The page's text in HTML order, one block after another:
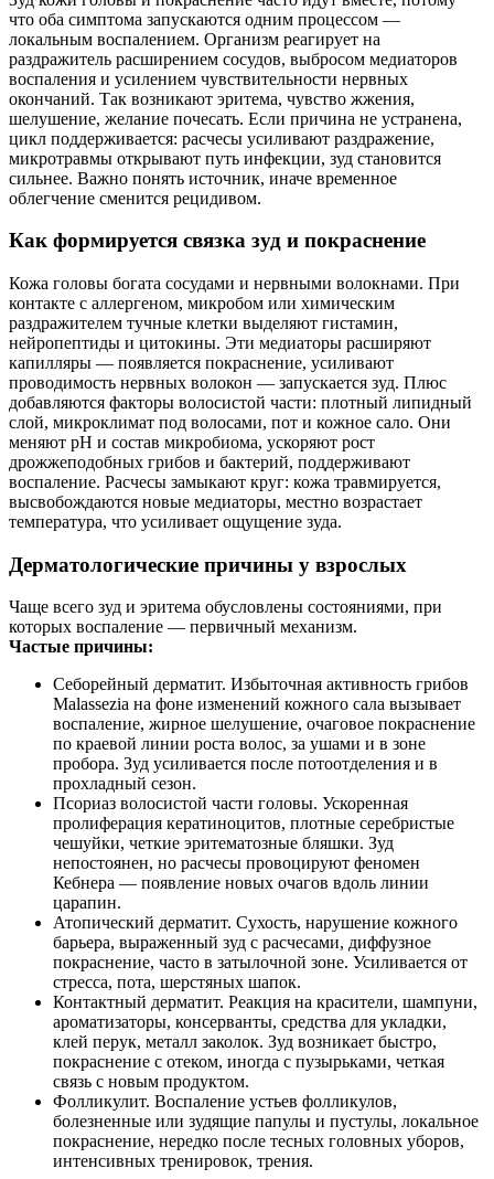
что оба симптома запускаются одним процессом —
локальным воспалением. Организм реагирует на
раздражитель расширением сосудов, выбросом медиаторов
воспаления и усилением чувствительности нервных
окончаний. Так возникают эритема, чувство жжения,
шелушение, желание почесать. Если причина не устранена,
цикл поддерживается: расчесы усиливают раздражение,
микротравмы открывают путь инфекции, зуд становится
сильнее. Важно понять источник, иначе временное
облегчение сменится рецидивом.
Как формируется связка зуд и покраснение
Кожа головы богата сосудами и нервными волокнами. При
контакте с аллергеном, микробом или химическим
раздражителем тучные клетки выделяют гистамин,
нейропептиды и цитокины. Эти медиаторы расширяют
капилляры — появляется покраснение, усиливают
проводимость нервных волокон — запускается зуд. Плюс
добавляются факторы волосистой части: плотный липидный
слой, микроклимат под волосами, пот и кожное сало. Они
меняют pH и состав микробиома, ускоряют рост
дрожжеподобных грибов и бактерий, поддерживают
воспаление. Расчесы замыкают круг: кожа травмируется,
высвобождаются новые медиаторы, местно возрастает
температура, что усиливает ощущение зуда.
Дерматологические причины у взрослых
Чаще всего зуд и эритема обусловлены состояниями, при
которых воспаление — первичный механизм.
Частые причины:
Себорейный дерматит. Избыточная активность грибов
Malassezia на фоне изменений кожного сала вызывает
воспаление, жирное шелушение, очаговое покраснение
по краевой линии роста волос, за ушами и в зоне
пробора. Зуд усиливается после потоотделения и в
прохладный сезон.
Псориаз волосистой части головы. Ускоренная
пролиферация кератиноцитов, плотные серебристые
чешуйки, четкие эритематозные бляшки. Зуд
непостоянен, но расчесы провоцируют феномен
Кебнера — появление новых очагов вдоль линии
царапин.
Атопический дерматит. Сухость, нарушение кожного
барьера, выраженный зуд с расчесами, диффузное
покраснение, часто в затылочной зоне. Усиливается от
стресса, пота, шерстяных шапок.
Контактный дерматит. Реакция на красители, шампуни,
ароматизаторы, консерванты, средства для укладки,
клей перук, металл заколок. Зуд возникает быстро,
покраснение с отеком, иногда с пузырьками, четкая
связь с новым продуктом.
Фолликулит. Воспаление устьев фолликулов,
болезненные или зудящие папулы и пустулы, локальное
покраснение, нередко после тесных головных уборов,
интенсивных тренировок, трения.